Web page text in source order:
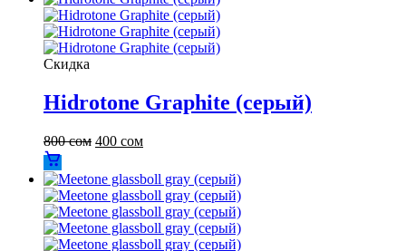
Скидка
Hidrotone Graphite (серый)
800сом 400 сом